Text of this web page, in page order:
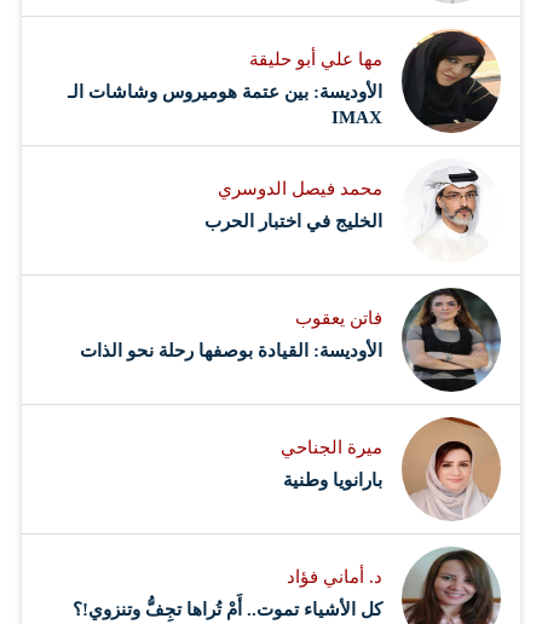
مها علي أبو حليقة
الأوديسة: بين عتمة هوميروس وشاشات الـ
IMAX
محمد فيصل الدوسري ​
‏الخليج في اختبار الحرب
فاتن يعقوب
الأوديسة: القيادة بوصفها رحلة نحو الذات
ميرة الجناحي
بارانويا وطنية
د. أماني فؤاد
كل الأشياء تموت.. أَمْ تُراها تجِفُّ وتنزوي!؟